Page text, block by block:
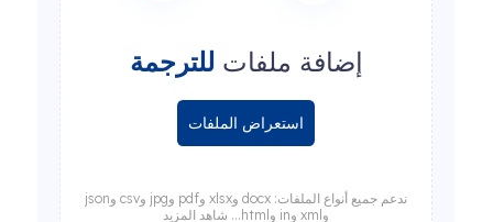
إضافة ملفات للترجمة
استعراض الملفات
ندعم جميع أنواع الملفات: docx وxlsx وpdf وjpg وcsv وjson
وxml وin وhtml... شاهد المزيد